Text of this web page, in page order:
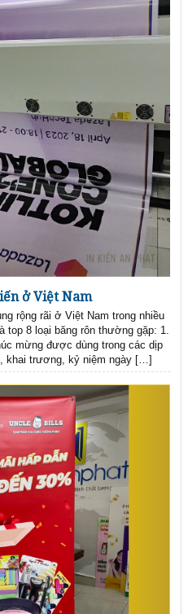
ở Việt Nam
rộng rãi ở Việt Nam trong nhiều
top 8 loại băng rôn thường gặp: 1.
mừng được dùng trong các dịp
khai trương, kỷ niệm ngày […]